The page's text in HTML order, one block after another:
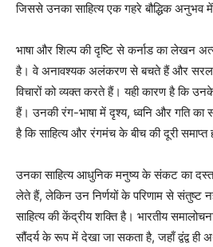
जिससे उनका साहित्य एक गहरे बौद्धिक अनुभव में
भाषा और शिल्प की दृष्टि से कर्नाड का लेखन
है। वे अनावश्यक अलंकरण से बचते हैं और सरल
विचारों को व्यक्त करते हैं। यही कारण है कि
हैं। उनकी रंग-भाषा में दृश्य, ध्वनि और गति का
है कि साहित्य और रंगमंच के बीच की दूरी समाप्त
उनका साहित्य आधुनिक मनुष्य के संकट का
लेते हैं, लेकिन उन निर्णयों के परिणाम से संतुष्ट
साहित्य की केंद्रीय शक्ति है। भारतीय
सौंदर्य के रूप में देखा जा सकता है, जहाँ द्वंद्व ही